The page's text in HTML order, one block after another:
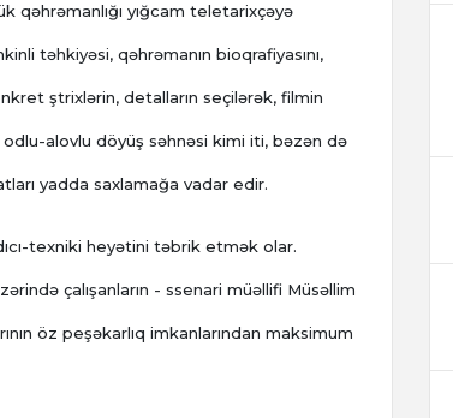
qəhrəmanlığı yığcam teletarixçəyə
təhkiyəsi, qəhrəmanın bioqrafiyasını,
ştrixlərin, detalların seçilərək, filmin
alovlu döyüş səhnəsi kimi iti, bəzən də
yadda saxlamağa vadar edir.
texniki heyətini təbrik etmək olar.
çalışanların - ssenari müəllifi Müsəllim
öz peşəkarlıq imkanlarından maksimum